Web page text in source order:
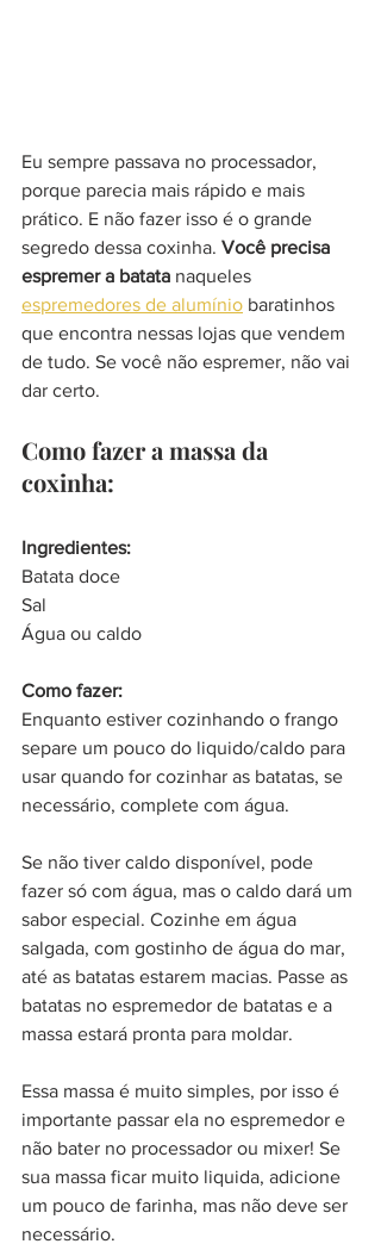
Eu sempre passava no processador,
porque parecia mais rápido e mais
prático. E não fazer isso é o grande
segredo dessa coxinha. Você precisa
espremer a batata naqueles
espremedores de alumínio baratinhos
que encontra nessas lojas que vendem
de tudo. Se você não espremer, não vai
dar certo.
Como fazer a massa da
coxinha:
Ingredientes:
Batata doce
Sal
Água ou caldo
Como fazer:
Enquanto estiver cozinhando o frango
separe um pouco do liquido/caldo para
usar quando for cozinhar as batatas, se
necessário, complete com água.
Se não tiver caldo disponível, pode
fazer só com água, mas o caldo dará um
sabor especial. Cozinhe em água
salgada, com gostinho de água do mar,
até as batatas estarem macias. Passe as
batatas no espremedor de batatas e a
massa estará pronta para moldar.
Essa massa é muito simples, por isso é
importante passar ela no espremedor e
não bater no processador ou mixer! Se
sua massa ficar muito liquida, adicione
um pouco de farinha, mas não deve ser
necessário.